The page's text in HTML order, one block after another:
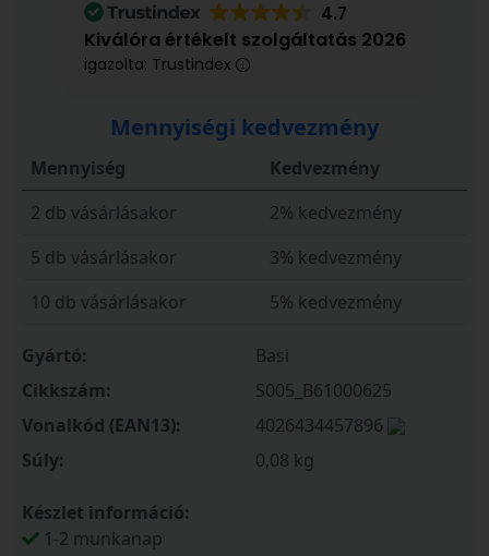
4.7
Kiválóra értékelt szolgáltatás 2026
igazolta: Trustindex
Mennyiségi kedvezmény
Mennyiség
Kedvezmény
2 db vásárlásakor
2% kedvezmény
5 db vásárlásakor
3% kedvezmény
10 db vásárlásakor
5% kedvezmény
Gyártó:
Basi
Cikkszám:
S005_B61000625
Vonalkód (EAN13):
4026434457896
Súly:
0,08 kg
Készlet információ:
1-2 munkanap